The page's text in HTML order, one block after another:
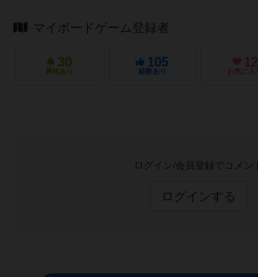
マイボードゲーム登録者
30
興味あり
105
経験あり
12
お気に入り
ログイン/会員登録でコメント
ログインする